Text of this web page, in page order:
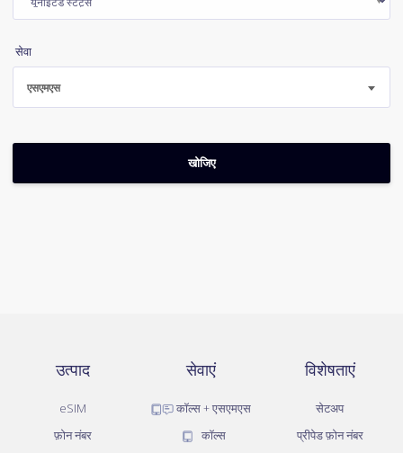
सेवा
एसएमएस
उत्पाद
eSIM
फ़ोन नंबर
सेवाएं
कॉल्स + एसएमएस
कॉल्स
विशेषताएं
सेटअप
प्रीपेड फ़ोन नंबर